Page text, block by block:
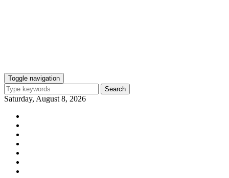
Toggle navigation
Search
Saturday, August 8, 2026